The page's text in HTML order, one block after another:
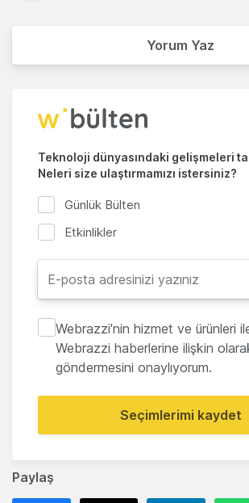
Paylaş
Yorum Yaz
Teknoloji dünyasındaki gelişmeleri
Neleri size ulaştırmamızı istersiniz?
Günlük Bülten
Etkinlikler
Webrazzi'nin hizmet ve ürünleri
Webrazzi haberlerine ilişkin
göndermesini onaylıyorum.
Seçimlerimi kaydet